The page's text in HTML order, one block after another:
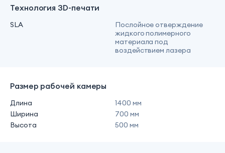
Технология 3D-печати
SLA
Послойное отверждение
жидкого полимерного
материала под
воздействием лазера
Размер рабочей камеры
Длина
1400 мм
Ширина
700 мм
Высота
500 мм